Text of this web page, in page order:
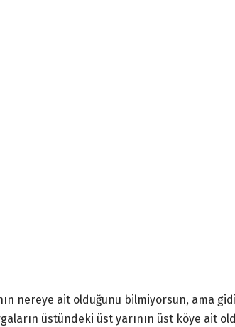
nereye ait olduğunu bilmiyorsun, ama
üstündeki üst yarının üst köye ait